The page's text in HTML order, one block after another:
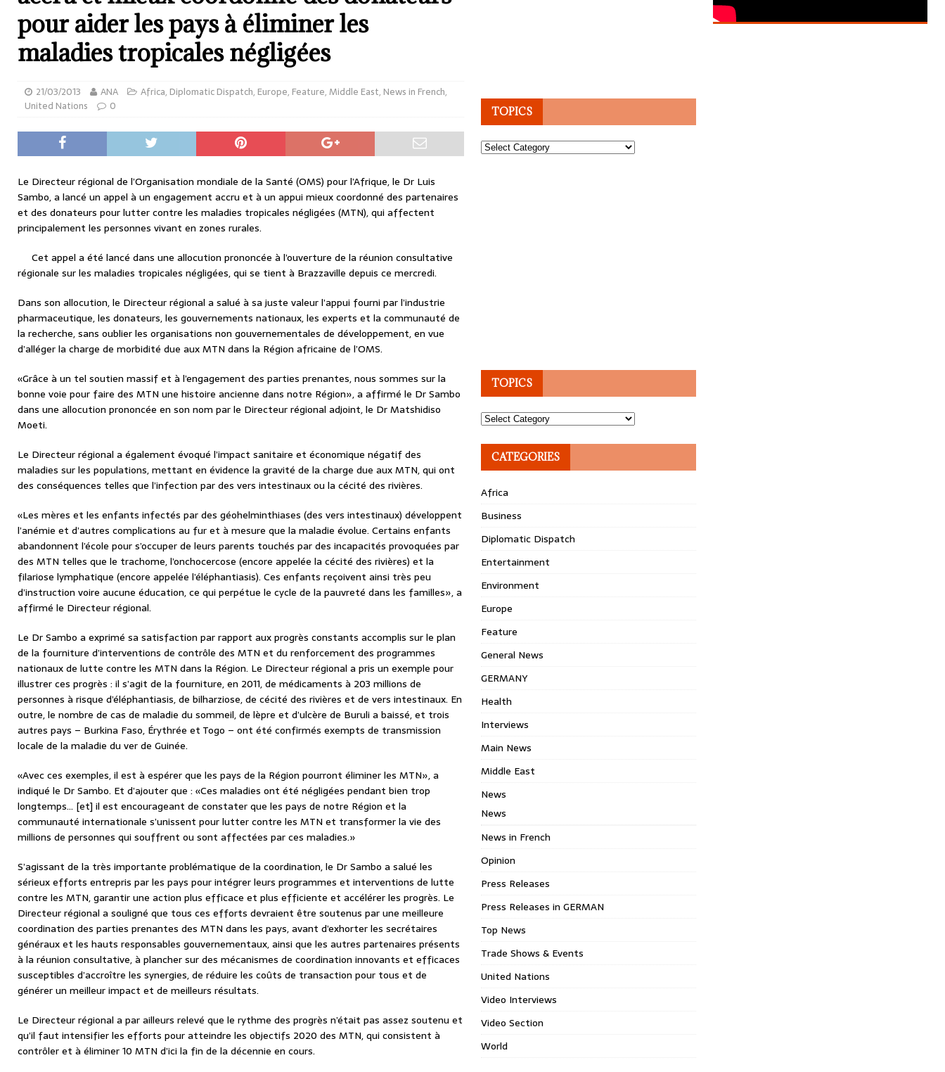
pour aider les pays à éliminer les
maladies tropicales négligées
21/03/2013 ANA Africa, Diplomatic Dispatch, Europe, Feature,Middle East, News in French,
United Nations
0
Le Directeur régional de l’Organisation mondiale de la Santé (OMS) pour l’Afrique, le Dr Luis
Sambo, a lancé un appel à un engagement accru et à un appui mieux coordonné des partenaires
et des donateurs pour lutter contre les maladies tropicales négligées (MTN), qui affectent
principalement les personnes vivant en zones rurales.
Cet appel a été lancé dans une allocution prononcée à l’ouverture de la réunion consultative
régionale sur les maladies tropicales négligées, qui se tient à Brazzaville depuis ce mercredi.
Dans son allocution, le Directeur régional a salué à sa juste valeur l’appui fourni par l’industrie
pharmaceutique, les donateurs, les gouvernements nationaux, les experts et la communauté de
la recherche, sans oublier les organisations non gouvernementales de développement, en vue
d’alléger la charge de morbidité due aux MTN dans la Région africaine de l’OMS.
«Grâce à un tel soutien massif et à l’engagement des parties prenantes, nous sommes sur la
bonne voie pour faire des MTN une histoire ancienne dans notre Région», a affirmé le Dr Sambo
dans une allocution prononcée en son nom par le Directeur régional adjoint, le Dr Matshidiso
Moeti.
Le Directeur régional a également évoqué l’impact sanitaire et économique négatif des
maladies sur les populations, mettant en évidence la gravité de la charge due aux MTN, qui ont
des conséquences telles que l’infection par des vers intestinaux ou la cécité des rivières.
«Les mères et les enfants infectés par des géohelminthiases (des vers intestinaux) développent
l’anémie et d’autres complications au fur et à mesure que la maladie évolue. Certains enfants
abandonnent l’école pour s’occuper de leurs parents touchés par des incapacités provoquées par
des MTN telles que le trachome, l’onchocercose (encore appelée la cécité des rivières) et la
filariose lymphatique (encore appelée l’éléphantiasis). Ces enfants reçoivent ainsi très peu
d’instruction voire aucune éducation, ce qui perpétue le cycle de la pauvreté dans les familles», a
affirmé le Directeur régional.
Le Dr Sambo a exprimé sa satisfaction par rapport aux progrès constants accomplis sur le plan
de la fourniture d’interventions de contrôle des MTN et du renforcement des programmes
nationaux de lutte contre les MTN dans la Région. Le Directeur régional a pris un exemple pour
illustrer ces progrès : il s’agit de la fourniture, en 2011, de médicaments à 203 millions de
personnes à risque d’éléphantiasis, de bilharziose, de cécité des rivières et de vers intestinaux. En
outre, le nombre de cas de maladie du sommeil, de lèpre et d’ulcère de Buruli a baissé, et trois
autres pays – Burkina Faso, Érythrée et Togo – ont été confirmés exempts de transmission
locale de la maladie du ver de Guinée.
«Avec ces exemples, il est à espérer que les pays de la Région pourront éliminer les MTN», a
indiqué le Dr Sambo. Et d’ajouter que : «Ces maladies ont été négligées pendant bien trop
longtemps… [et] il est encourageant de constater que les pays de notre Région et la
communauté internationale s’unissent pour lutter contre les MTN et transformer la vie des
millions de personnes qui souffrent ou sont affectées par ces maladies.»
S’agissant de la très importante problématique de la coordination, le Dr Sambo a salué les
sérieux efforts entrepris par les pays pour intégrer leurs programmes et interventions de lutte
contre les MTN, garantir une action plus efficace et plus efficiente et accélérer les progrès. Le
Directeur régional a souligné que tous ces efforts devraient être soutenus par une meilleure
coordination des parties prenantes des MTN dans les pays, avant d’exhorter les secrétaires
généraux et les hauts responsables gouvernementaux, ainsi que les autres partenaires présents
à la réunion consultative, à plancher sur des mécanismes de coordination innovants et efficaces
susceptibles d’accroître les synergies, de réduire les coûts de transaction pour tous et de
générer un meilleur impact et de meilleurs résultats.
Le Directeur régional a par ailleurs relevé que le rythme des progrès n’était pas assez soutenu et
qu’il faut intensifier les efforts pour atteindre les objectifs 2020 des MTN, qui consistent à
contrôler et à éliminer 10 MTN d’ici la fin de la décennie en cours.
TOPICS
Topics
TOPICS
Topics
CATEGORIES
Africa
Business
Diplomatic Dispatch
Entertainment
Environment
Europe
Feature
General News
GERMANY
Health
Interviews
Main News
Middle East
News
News
News in French
Opinion
Press Releases
Press Releases in GERMAN
Top News
Trade Shows & Events
United Nations
Video Interviews
Video Section
World